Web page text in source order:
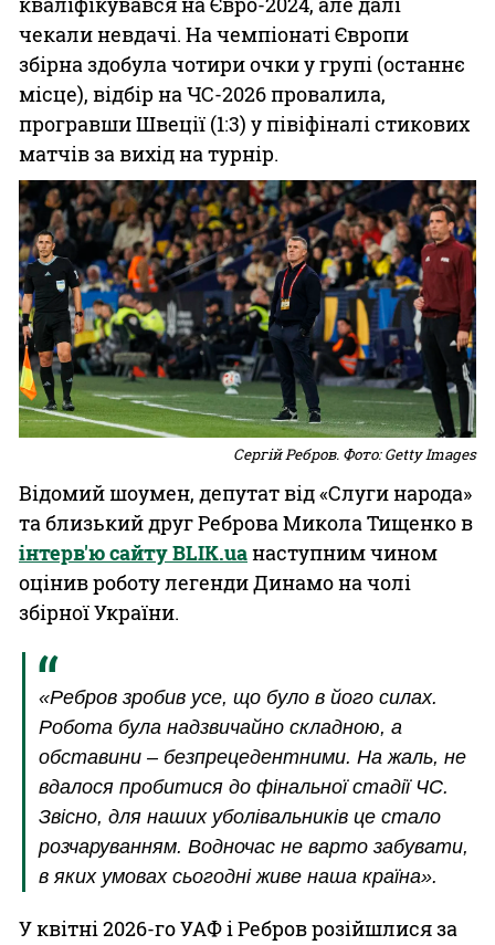
чекали невдачі. На чемпіонаті Європи
збірна здобула чотири очки у групі (останнє
місце), відбір на ЧС-2026 провалила,
програвши Швеції (1:3) у півіфіналі стикових
матчів за вихід на турнір.
Сергій Ребров. Фото: Getty Images
Відомий шоумен, депутат від «Слуги народа»
та близький друг Реброва Микола Тищенко в
інтерв'ю сайту BLIK.uaнаступним чином
оцінив роботу легенди Динамо на чолі
збірної України.
«Ребров зробив усе, що було в його силах.
Робота була надзвичайно складною, а
обставини – безпрецедентними. На жаль, не
вдалося пробитися до фінальної стадії ЧС.
Звісно, для наших уболівальників це стало
розчаруванням. Водночас не варто забувати,
в яких умовах сьогодні живе наша країна».
У квітні 2026-го УАФ і Ребров розійшлися за